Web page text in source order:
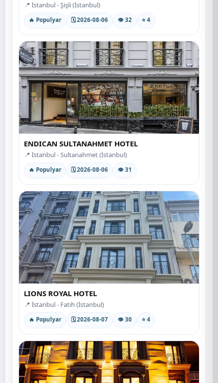
📍 İstanbul - Şişli (İstanbul)
🔥 Populyar 🗓 2026-08-06 👁 32 ⭐ 4
ENDICAN SULTANAHMET HOTEL
📍 İstanbul - Sultanahmet (İstanbul)
🔥 Populyar 🗓 2026-08-06 👁 31
LIONS ROYAL HOTEL
📍 İstanbul - Fatih (İstanbul)
🔥 Populyar 🗓 2026-08-07 👁 30 ⭐ 4